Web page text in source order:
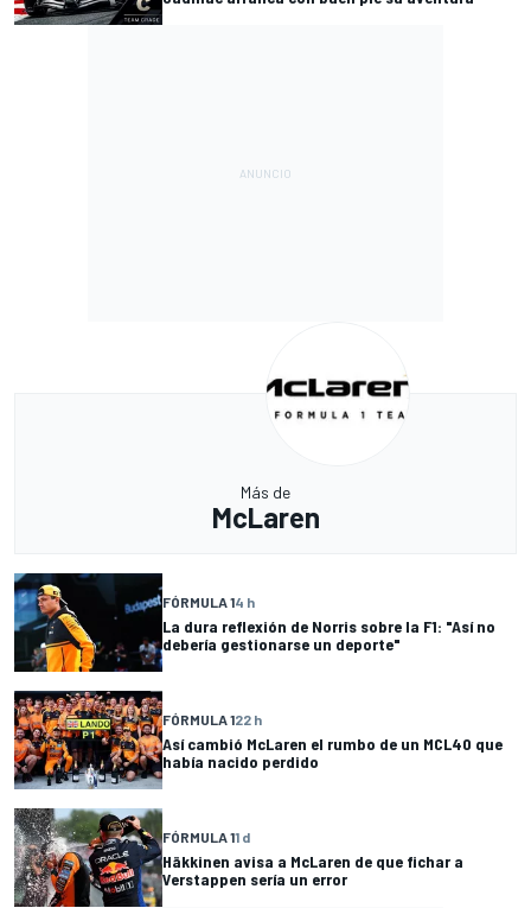
Más de
McLaren
FÓRMULA 14 h
La dura reflexión de Norris sobre la F1: "Así no
debería gestionarse un deporte"
FÓRMULA 122 h
Así cambió McLaren el rumbo de un MCL40 que
había nacido perdido
FÓRMULA 11 d
Häkkinen avisa a McLaren de que fichar a
Verstappen sería un error